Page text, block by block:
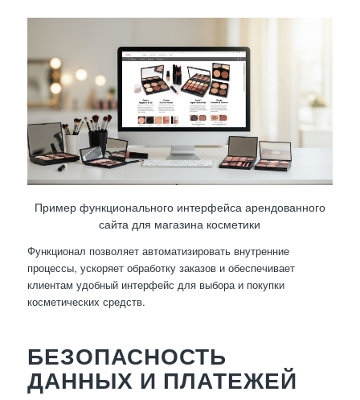
Пример функционального интерфейса арендованного
сайта для магазина косметики
Функционал позволяет автоматизировать внутренние
процессы, ускоряет обработку заказов и обеспечивает
клиентам удобный интерфейс для выбора и покупки
косметических средств.
БЕЗОПАСНОСТЬ
ДАННЫХ И ПЛАТЕЖЕЙ